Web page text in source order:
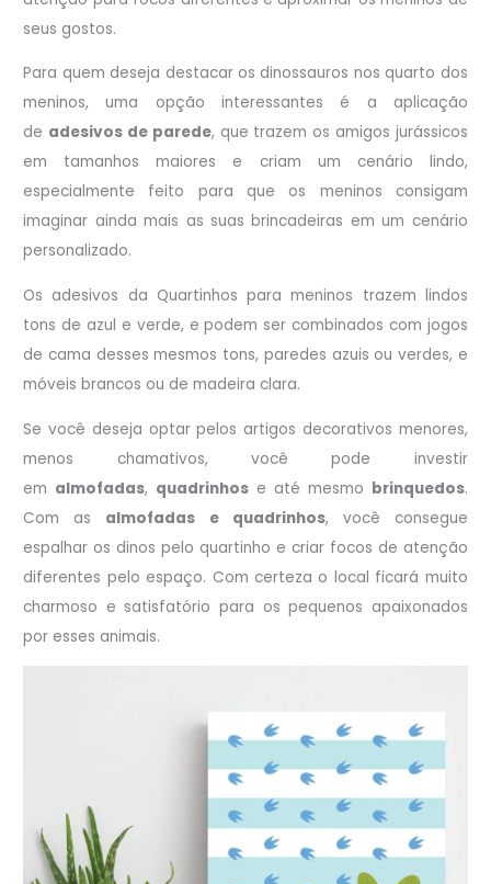
seus gostos.
Para quem deseja destacar os dinossauros nos quarto dos
meninos, uma opção interessantes é a aplicação
de adesivos de parede, que trazem os amigos jurássicos
em tamanhos maiores e criam um cenário lindo,
especialmente feito para que os meninos consigam
imaginar ainda mais as suas brincadeiras em um cenário
personalizado.
Os adesivos da Quartinhos para meninos trazem lindos
tons de azul e verde, e podem ser combinados com jogos
de cama desses mesmos tons, paredes azuis ou verdes, e
móveis brancos ou de madeira clara.
Se você deseja optar pelos artigos decorativos menores,
menos chamativos, você pode investir
em almofadas, quadrinhos e até mesmo brinquedos.
Com as almofadas e quadrinhos, você consegue
espalhar os dinos pelo quartinho e criar focos de atenção
diferentes pelo espaço. Com certeza o local ficará muito
charmoso e satisfatório para os pequenos apaixonados
por esses animais.